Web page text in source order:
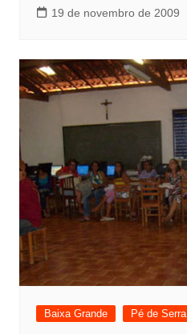
19 de novembro de 2009
Baixa Grande Pé de Serra